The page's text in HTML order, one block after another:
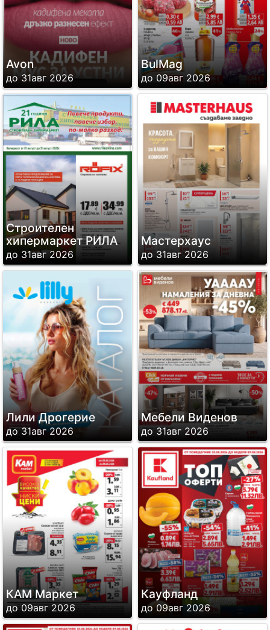
Avon
до 31авг 2026
BulMag
до 09авг 2026
Строителен
хипермаркет РИЛА
до 31авг 2026
Мастерхаус
до 31авг 2026
Лили Дрогерие
до 31авг 2026
Мебели Виденов
до 31авг 2026
КАМ Маркет
до 09авг 2026
Кауфланд
до 09авг 2026